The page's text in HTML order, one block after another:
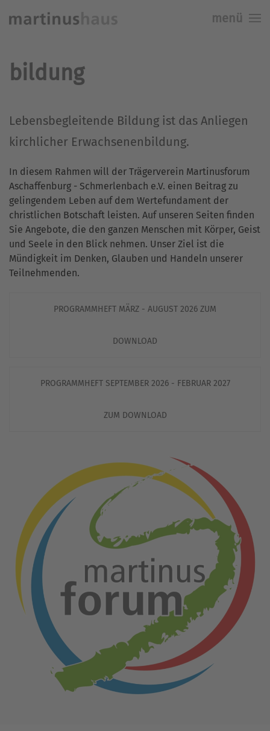
menü
bildung
Lebensbegleitende Bildung ist das Anliegen
kirchlicher Erwachsenenbildung.
In diesem Rahmen will der Trägerverein Martinusforum
Aschaffenburg - Schmerlenbach e.V. einen Beitrag zu
gelingendem Leben auf dem Wertefundament der
christlichen Botschaft leisten. Auf unseren Seiten finden
Sie Angebote, die den ganzen Menschen mit Körper, Geist
und Seele in den Blick nehmen. Unser Ziel ist die
Mündigkeit im Denken, Glauben und Handeln unserer
Teilnehmenden.
PROGRAMMHEFT MÄRZ - AUGUST 2026 ZUM
DOWNLOAD
PROGRAMMHEFT SEPTEMBER 2026 - FEBRUAR 2027
ZUM DOWNLOAD